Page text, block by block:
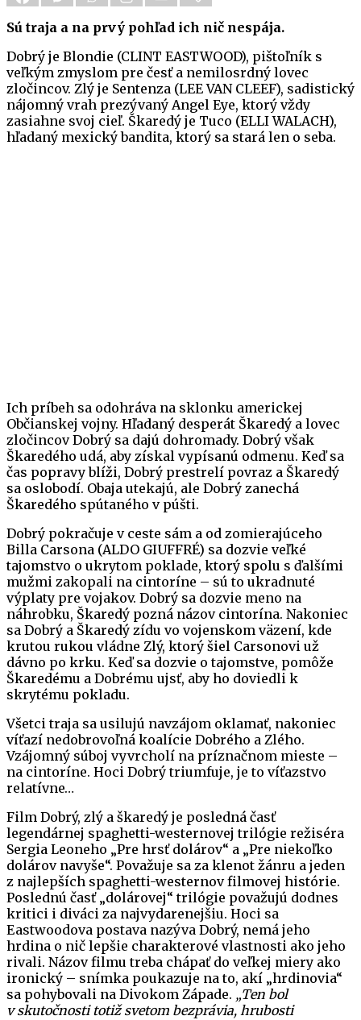
Sú traja a na prvý pohľad ich nič nespája.
Dobrý je Blondie (CLINT EASTWOOD), pištoľník s
veľkým zmyslom pre česť a nemilosrdný lovec
zločincov. Zlý je Sentenza (LEE VAN CLEEF), sadistický
nájomný vrah prezývaný Angel Eye, ktorý vždy
zasiahne svoj cieľ. Škaredý je Tuco (ELLI WALACH),
hľadaný mexický bandita, ktorý sa stará len o seba.
Ich príbeh sa odohráva na sklonku americkej
Občianskej vojny. Hľadaný desperát Škaredý a lovec
zločincov Dobrý sa dajú dohromady. Dobrý však
Škaredého udá, aby získal vypísanú odmenu. Keď sa
čas popravy blíži, Dobrý prestrelí povraz a Škaredý
sa oslobodí. Obaja utekajú, ale Dobrý zanechá
Škaredého spútaného v púšti.
Dobrý pokračuje v ceste sám a od zomierajúceho
Billa Carsona (ALDO GIUFFRÉ) sa dozvie veľké
tajomstvo o ukrytom poklade, ktorý spolu s ďalšími
mužmi zakopali na cintoríne – sú to ukradnuté
výplaty pre vojakov. Dobrý sa dozvie meno na
náhrobku, Škaredý pozná názov cintorína. Nakoniec
sa Dobrý a Škaredý zídu vo vojenskom väzení, kde
krutou rukou vládne Zlý, ktorý šiel Carsonovi už
dávno po krku. Keď sa dozvie o tajomstve, pomôže
Škaredému a Dobrému ujsť, aby ho doviedli k
skrytému pokladu.
Všetci traja sa usilujú navzájom oklamať, nakoniec
víťazí nedobrovoľná koalície Dobrého a Zlého.
Vzájomný súboj vyvrcholí na príznačnom mieste –
na cintoríne. Hoci Dobrý triumfuje, je to víťazstvo
relatívne…
Film Dobrý, zlý a škaredý je posledná časť
legendárnej spaghetti-westernovej trilógie režiséra
Sergia Leoneho „Pre hrsť dolárov“ a „Pre niekoľko
dolárov navyše“. Považuje sa za klenot žánru a jeden
z najlepších spaghetti-westernov filmovej histórie.
Poslednú časť „dolárovej“ trilógie považujú dodnes
kritici i diváci za najvydarenejšiu. Hoci sa
Eastwoodova postava nazýva Dobrý, nemá jeho
hrdina o nič lepšie charakterové vlastnosti ako jeho
rivali. Názov filmu treba chápať do veľkej miery ako
ironický – snímka poukazuje na to, akí „hrdinovia“
sa pohybovali na Divokom Západe. „Ten bol
v skutočnosti totiž svetom bezprávia, hrubosti